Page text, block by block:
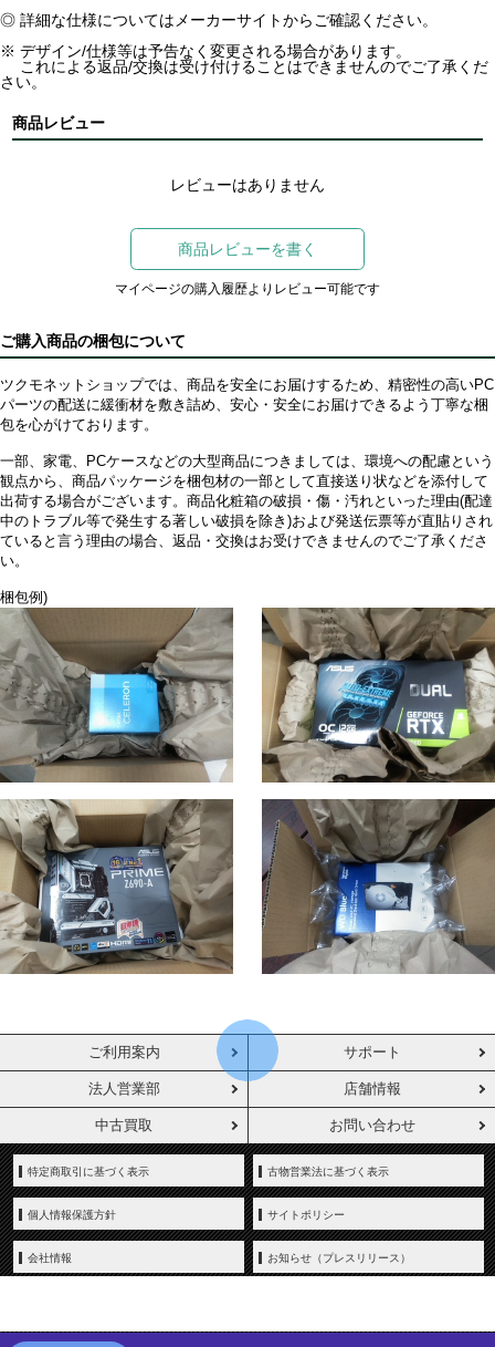
◎ 詳細な仕様についてはメーカーサイトからご確認ください。
※ デザイン/仕様等は予告なく変更される場合があります。
これによる返品/交換は受け付けることはできませんのでご了承くだ
さい。
商品レビュー
レビューはありません
商品レビューを書く
マイページの購入履歴よりレビュー可能です
ご購入商品の梱包について
ツクモネットショップでは、商品を安全にお届けするため、精密性の高いPC
パーツの配送に緩衝材を敷き詰め、安心・安全にお届けできるよう丁寧な梱
包を心がけております。
一部、家電、PCケースなどの大型商品につきましては、環境への配慮という
観点から、商品パッケージを梱包材の一部として直接送り状などを添付して
出荷する場合がございます。商品化粧箱の破損・傷・汚れといった理由(配達
中のトラブル等で発生する著しい破損を除き)および発送伝票等が直貼りされ
ていると言う理由の場合、返品・交換はお受けできませんのでご了承くださ
い。
梱包例)
ご利用案内 サポート
法人営業部 店舗情報
中古買取 お問い合わせ
特定商取引に基づく表示 古物営業法に基づく表示
個人情報保護方針 サイトポリシー
会社情報 お知らせ（プレスリリース）